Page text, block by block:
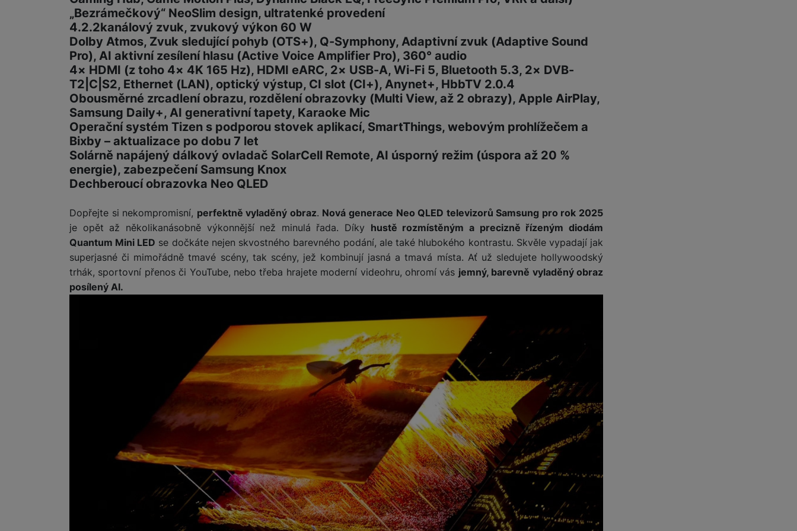
Marketingové cookies používáme my nebo naši partneři, abychom vám mohli zobrazit vhodné obsahy nebo reklamy jak
na našich stránkách, tak na stránkách třetích stran.
„Bezrámečkový“ NeoSlim design, ultratenké provedení
4.2.2kanálový zvuk, zvukový výkon 60 W
Dolby Atmos, Zvuk sledující pohyb (OTS+), Q-Symphony, Adaptivní zvuk (Adaptive Sound
Pro), AI aktivní zesílení hlasu (Active Voice Amplifier Pro), 360° audio
4× HDMI (z toho 4× 4K 165 Hz), HDMI eARC, 2× USB-A, Wi-Fi 5, Bluetooth 5.3, 2× DVB-
T2|C|S2, Ethernet (LAN), optický výstup, CI slot (CI+), Anynet+, HbbTV 2.0.4
Obousměrné zrcadlení obrazu, rozdělení obrazovky (Multi View, až 2 obrazy), Apple AirPlay,
Samsung Daily+, AI generativní tapety, Karaoke Mic
Operační systém Tizen s podporou stovek aplikací, SmartThings, webovým prohlížečem a
Bixby – aktualizace po dobu 7 let
Solárně napájený dálkový ovladač SolarCell Remote, AI úsporný režim (úspora až 20 %
energie), zabezpečení Samsung Knox
Dechberoucí obrazovka Neo QLED
Dopřejte si nekompromisní, perfektně vyladěný obraz. Nová generace Neo QLED televizorů Samsung pro rok 2025
je opět až několikanásobně výkonnější než minulá řada. Díky hustě rozmístěným a precizně řízeným diodám
Quantum Mini LED se dočkáte nejen skvostného barevného podání, ale také hlubokého kontrastu. Skvěle vypadají jak
superjasné či mimořádně tmavé scény, tak scény, jež kombinují jasná a tmavá místa. Ať už sledujete hollywoodský
trhák, sportovní přenos či YouTube, nebo třeba hrajete moderní videohru, ohromí vás jemný, barevně vyladěný obraz
posílený AI.